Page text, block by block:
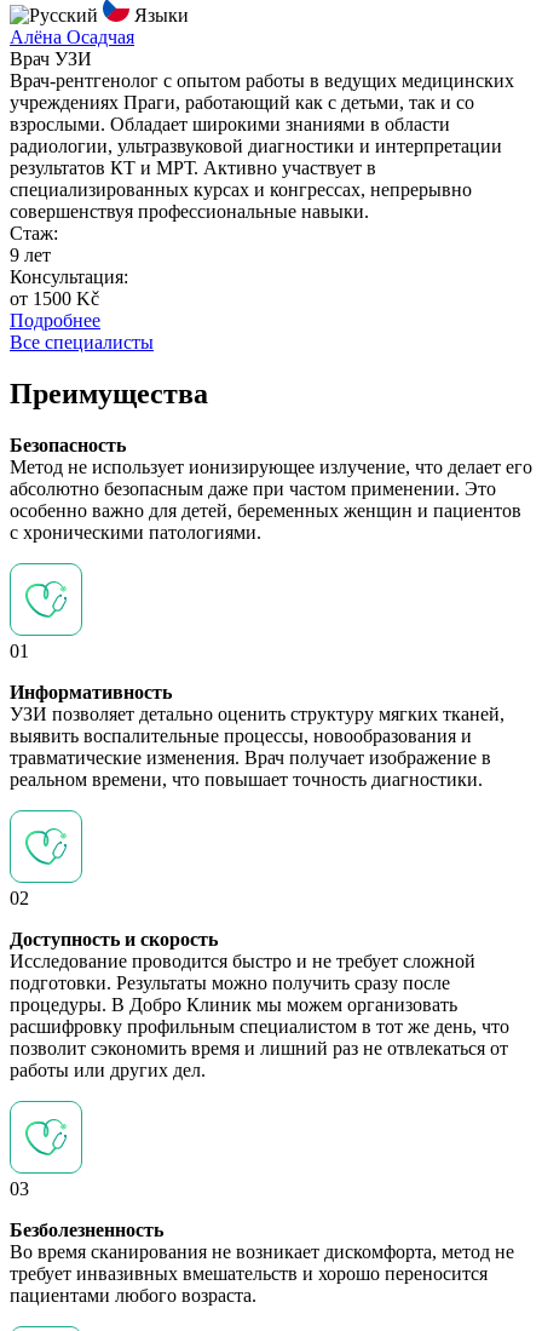
Языки
Алёна Осадчая
Врач УЗИ
Врач-рентгенолог с опытом работы в ведущих медицинских
учреждениях Праги, работающий как с детьми, так и со
взрослыми. Обладает широкими знаниями в области
радиологии, ультразвуковой диагностики и интерпретации
результатов КТ и МРТ. Активно участвует в
специализированных курсах и конгрессах, непрерывно
совершенствуя профессиональные навыки.
Стаж:
9 лет
Консультация:
от 1500 Kč
Подробнее
Все специалисты
Преимущества
Безопасность
Метод не использует ионизирующее излучение, что делает его
абсолютно безопасным даже при частом применении. Это
особенно важно для детей, беременных женщин и пациентов
с хроническими патологиями.
01
Информативность
УЗИ позволяет детально оценить структуру мягких тканей,
выявить воспалительные процессы, новообразования и
травматические изменения. Врач получает изображение в
реальном времени, что повышает точность диагностики.
02
Доступность и скорость
Исследование проводится быстро и не требует сложной
подготовки. Результаты можно получить сразу после
процедуры. В Добро Клиник мы можем организовать
расшифровку профильным специалистом в тот же день, что
позволит сэкономить время и лишний раз не отвлекаться от
работы или других дел.
03
Безболезненность
Во время сканирования не возникает дискомфорта, метод не
требует инвазивных вмешательств и хорошо переносится
пациентами любого возраста.